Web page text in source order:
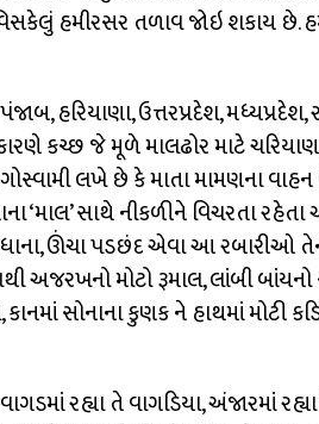
હમીરસર તળાવ જોઇ શકાય છે.
હરિયાણા, ઉત્તરપ્રદેશ, મધ્યપ્રદેશ,
કચ્છ જે મૂળે માલઢોર માટે
ગોસ્વામી લખે છે કે માતા મામણના
‘માલ’ સાથે નીકળીને વિચરતા
ઊંચા પડછંદ એવા આ રબારીઓ
અજરખનો મોટો રૂમાલ, લાંબી
સોનાના કુણક ને હાથમાં મોટી
રહ્યા તે વાગડિયા, અંજારમાં